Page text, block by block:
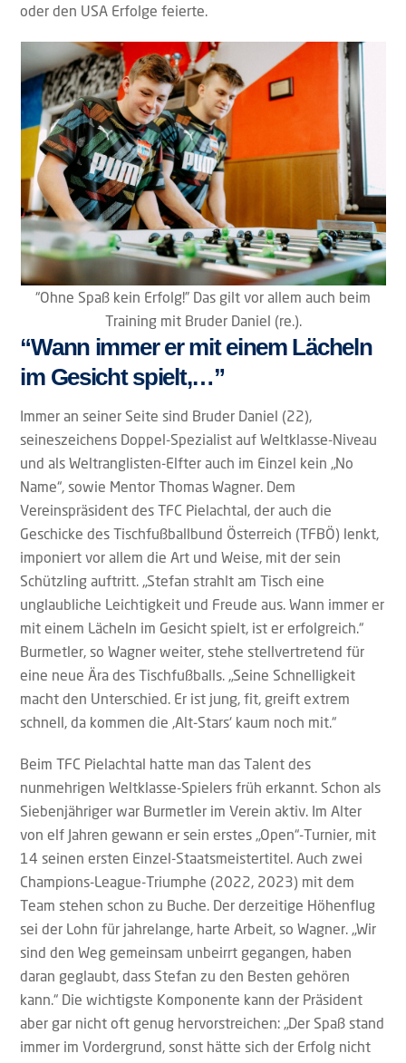
oder den USA Erfolge feierte.
“Ohne Spaß kein Erfolg!” Das gilt vor allem auch beim
Training mit Bruder Daniel (re.).
“Wann immer er mit einem Lächeln
im Gesicht spielt,…”
Immer an seiner Seite sind Bruder Daniel (22),
seineszeichens Doppel-Spezialist auf Weltklasse-Niveau
und als Weltranglisten-Elfter auch im Einzel kein „No
Name“, sowie Mentor Thomas Wagner. Dem
Vereinspräsident des TFC Pielachtal, der auch die
Geschicke des Tischfußballbund Österreich (TFBÖ) lenkt,
imponiert vor allem die Art und Weise, mit der sein
Schützling auftritt. „Stefan strahlt am Tisch eine
unglaubliche Leichtigkeit und Freude aus. Wann immer er
mit einem Lächeln im Gesicht spielt, ist er erfolgreich.“
Burmetler, so Wagner weiter, stehe stellvertretend für
eine neue Ära des Tischfußballs. „Seine Schnelligkeit
macht den Unterschied. Er ist jung, fit, greift extrem
schnell, da kommen die ‚Alt-Stars‘ kaum noch mit.“
Beim TFC Pielachtal hatte man das Talent des
nunmehrigen Weltklasse-Spielers früh erkannt. Schon als
Siebenjähriger war Burmetler im Verein aktiv. Im Alter
von elf Jahren gewann er sein erstes „Open“-Turnier, mit
14 seinen ersten Einzel-Staatsmeistertitel. Auch zwei
Champions-League-Triumphe (2022, 2023) mit dem
Team stehen schon zu Buche. Der derzeitige Höhenflug
sei der Lohn für jahrelange, harte Arbeit, so Wagner. „Wir
sind den Weg gemeinsam unbeirrt gegangen, haben
daran geglaubt, dass Stefan zu den Besten gehören
kann.“ Die wichtigste Komponente kann der Präsident
aber gar nicht oft genug hervorstreichen: „Der Spaß stand
immer im Vordergrund, sonst hätte sich der Erfolg nicht